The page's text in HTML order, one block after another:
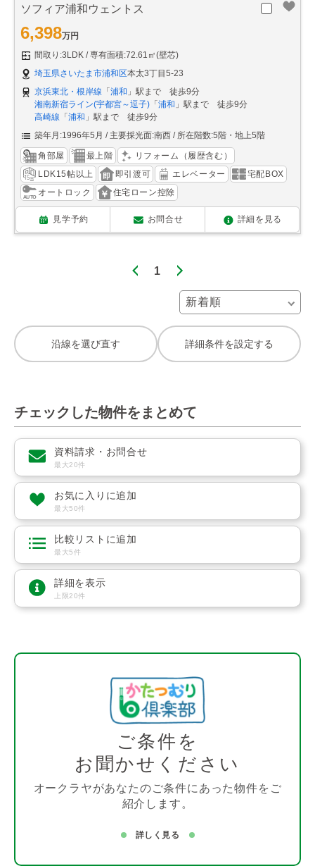
ソフィア浦和ウェントス
6,398万円
間取り:3LDK
専有面積:72.61㎡(壁芯)
埼玉県さいたま市浦和区本太3丁目5-23
京浜東北・根岸線 「 浦和 」駅まで 徒歩9分
湘南新宿ライン(宇都宮～逗子) 「 浦和 」駅まで 徒歩9分
高崎線 「 浦和 」駅まで 徒歩9分
築年月:1996年5月
主要採光面:南西 所在階数:5階・地上5階
角部屋 最上階
リフォーム（履歴含む）
LDK15帖以上
即引渡可 エレベーター
宅配BOX
オートロック
住宅ローン控除
見学予約 お問合せ 詳細を見る
1
沿線を選び直す 詳細条件を設定する
チェックした物件をまとめて
資料請求・お問合せ
最大20件
お気に入りに追加
最大50件
比較リストに追加
最大5件
詳細を表示
上限20件
ご条件を
お聞かせください
オークラヤがあなたのご条件にあった物件をご
紹介します。
詳しく見る